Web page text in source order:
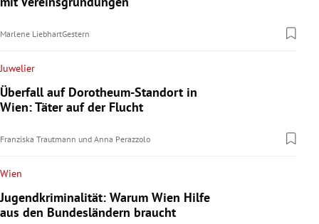
Marlene LiebhartGestern
Juwelier
Überfall auf Dorotheum-Standort in
Wien: Täter auf der Flucht
Franziska Trautmann und Anna Perazzolo
Wien
Jugendkriminalität: Warum Wien Hilfe
aus den Bundesländern braucht